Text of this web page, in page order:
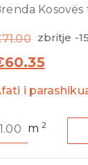
71.00 zbritje -
60.35
i
m2